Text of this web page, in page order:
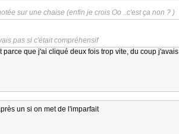
sur une chaise (enfin je crois Oo ..c'est ça non ? )
pas si c'était compréhensif
que j'ai cliqué deux fois trop vite, du coup j'avais
un si on met de l'imparfait